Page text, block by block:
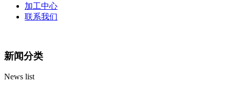
加工中心
联系我们
新闻分类
News list